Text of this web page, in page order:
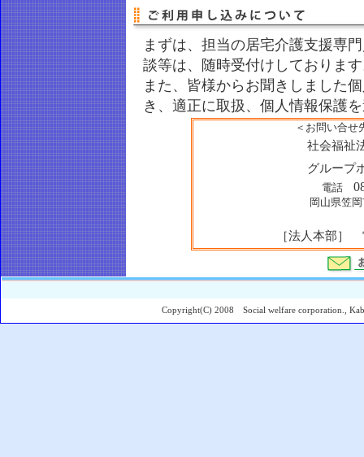
まずは、担当の居宅介護支援専
談等は、随時受付けしておりま
また、皆様からお聞きしました
き、適正に取扱、個人情報保護
＜お問い合せ
社会福祉
グループ
電話
岡山県笠
［法人本部］
Copyright(C) 2008 Social welfare corporation.,